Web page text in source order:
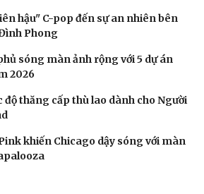
khiến người hâm mộ bất ngờ
10 năm thành lập
hậu" C-pop đến sự an nhiên bên